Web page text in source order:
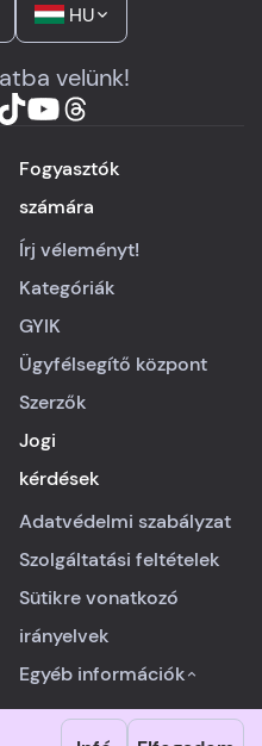
HU
velünk!
Fogyasztók
számára
Írj véleményt!
Kategóriák
GYIK
Ügyfélsegítő központ
Szerzők
Jogi
kérdések
Adatvédelmi szabályzat
Szolgáltatási feltételek
Sütikre vonatkozó
irányelvek
Egyéb információk